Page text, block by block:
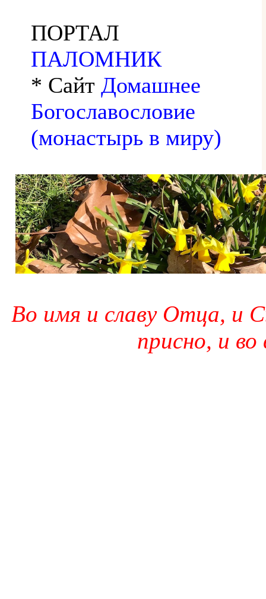
ПОРТАЛ
ПАЛОМНИК
* Сайт Домашнее
Богославословие
(монастырь в миру)
Во имя и славу Отца, и
присно, и во